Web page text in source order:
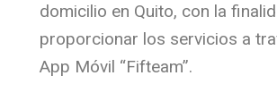
domicilio en Quito, con la
proporcionar los servicios a
App Móvil “Fifteam”.